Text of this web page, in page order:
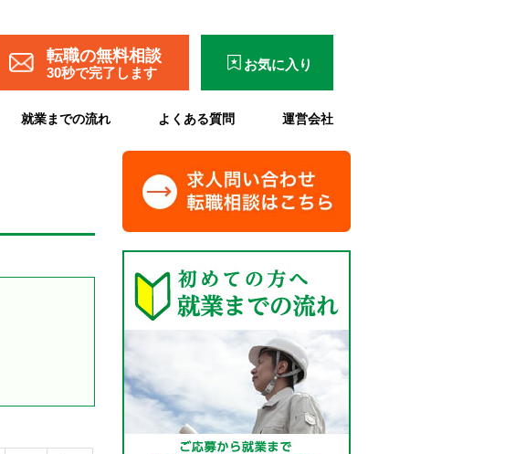
転職の無料相談
30秒で完了します お気に入り
就業までの流れ よくある質問 運営会社